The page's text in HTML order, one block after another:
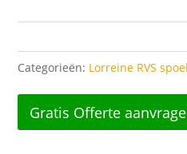
Categorieën: Lorreine RVS
Gratis Offerte